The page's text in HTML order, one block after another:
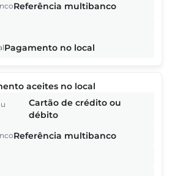
foram encontrados resultados.
não tem serviços disponíveis.
tarde.
Referência multibanco
Pagamento no local
aceites no local
Cartão de crédito ou
débito
Referência multibanco